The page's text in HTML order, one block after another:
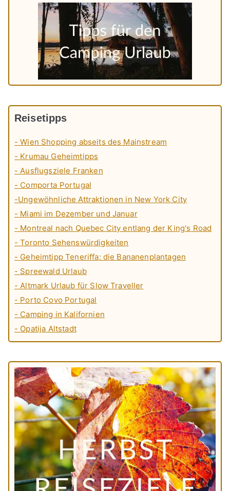
Reisetipps
- Wien Shopping abseits des Mainstream
- Krumau Geheimtipps
- Ausflugsziele Franken
- Comporta Portugal
-Ungewöhnliche Attraktionen in New York City
- Miami im Dezember und Januar
- Montreal nach Quebec City entlang der King's Road
- Toronto Sehenswürdigkeiten
- Geheimtipp Teneriffa: die Bananenplantagen
- Spreewald Urlaub
- Altmark Urlaub für Slow Traveller
- Porto Covo Portugal
- Camping in Kalifornien
- Opatija Altstadt